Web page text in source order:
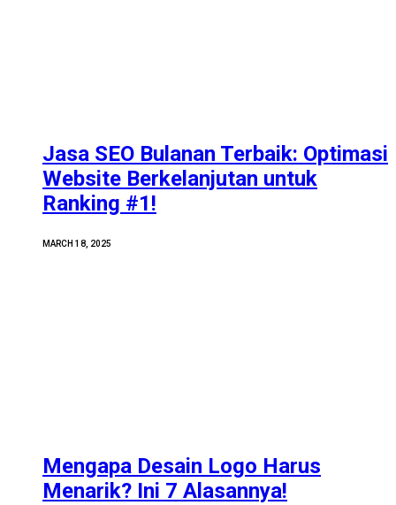
Jasa SEO Bulanan Terbaik: Optimasi
Website Berkelanjutan untuk
Ranking #1!
MARCH 18, 2025
Mengapa Desain Logo Harus
Menarik? Ini 7 Alasannya!